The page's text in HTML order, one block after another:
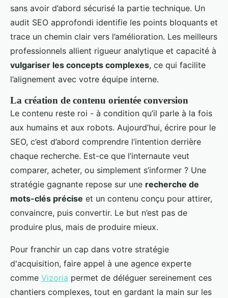
sans avoir d’abord sécurisé la partie technique. Un
audit SEO approfondi identifie les points bloquants et
trace un chemin clair vers l’amélioration. Les meilleurs
professionnels allient rigueur analytique et capacité à
vulgariser les concepts complexes, ce qui facilite
l’alignement avec votre équipe interne.
La création de contenu orientée conversion
Le contenu reste roi - à condition qu’il parle à la fois
aux humains et aux robots. Aujourd’hui, écrire pour le
SEO, c’est d’abord comprendre l’intention derrière
chaque recherche. Est-ce que l’internaute veut
comparer, acheter, ou simplement s’informer ? Une
stratégie gagnante repose sur une recherche de
mots-clés précise et un contenu conçu pour attirer,
convaincre, puis convertir. Le but n’est pas de
produire plus, mais de produire mieux.
Pour franchir un cap dans votre stratégie
d'acquisition, faire appel à une agence experte
comme Vizoria permet de déléguer sereinement ces
chantiers complexes, tout en gardant la main sur les